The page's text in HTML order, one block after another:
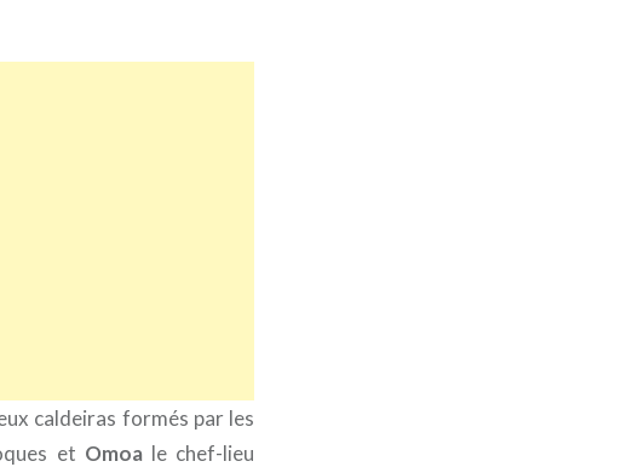
caldeiras formés par les
et Omoale chef-lieu